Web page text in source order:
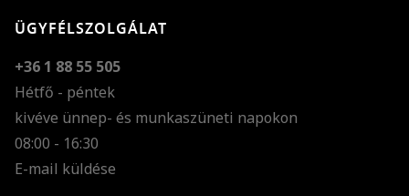
ÜGYFÉLSZOLGÁLAT
+36 1 88 55 505
Hétfő - péntek
kivéve ünnep- és munkaszüneti napokon
08:00 - 16:30
E-mail küldése